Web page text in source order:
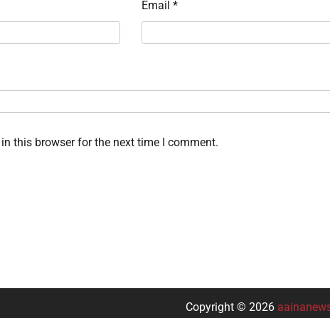
Email *
this browser for the next time I comment.
Copyright © 2026